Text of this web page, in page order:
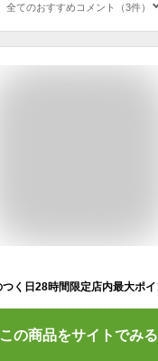
全てのおすすめコメント（3件）
この商品をサイトでみる